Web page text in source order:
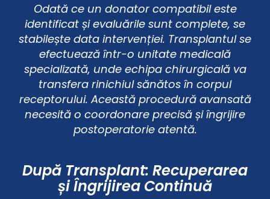
Odată ce un donator compatibil este
identificat și evaluările sunt complete, se
stabilește data intervenției. Transplantul se
efectuează într-o unitate medicală
specializată, unde echipa chirurgicală va
transfera rinichiul sănătos în corpul
receptorului. Această procedură avansată
necesită o coordonare precisă și îngrijire
postoperatorie atentă.
După Transplant: Recuperarea
și Îngrijirea Continuă